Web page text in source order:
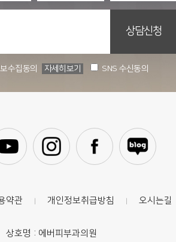
수집동의 자세히보기 SNS 수신동의
약관 | 개인정보취급방침 | 오시는길
상호명 : 에버피부과의원